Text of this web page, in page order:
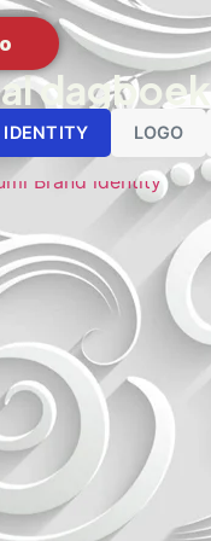
dagboek
IDENTITY LOGO